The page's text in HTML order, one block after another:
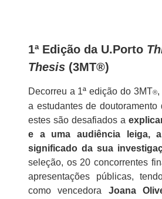
1ª Edição da U.Porto
Thesis (3MT®)
Decorreu a 1ª edição do 3MT®,
a estudantes de doutoramento
estes são desafiados a
e a uma audiência leiga,
significado da sua
seleção, os 20 concorrentes
apresentações públicas,
como vencedora Joana